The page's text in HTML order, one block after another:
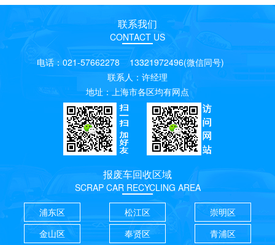
联系我们
CONTACT US
电话：021-57662278 13321972496(微信同号)
联系人：许经理
地址：上海市各区均有网点
报废车回收区域
SCRAP CAR RECYCLING AREA
浦东区
松江区
崇明区
金山区
奉贤区
青浦区